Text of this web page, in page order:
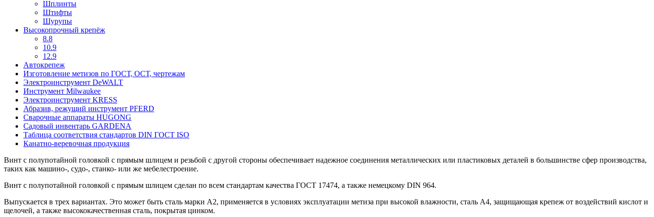
Шплинты
Штифты
Шурупы
Высокопрочный крепёж
8.8
10.9
12.9
Автокрепеж
Изготовление метизов по ГОСТ, ОСТ, чертежам
Электроинструмент DeWALT
Инструмент Milwaukee
Электроинструмент KRESS
Абразив, режущий инструмент PFERD
Сварочные аппараты HUGONG
Садовый инвентарь GARDENA
Таблица соответствия стандартов DIN ГОСТ ISO
Канатно-веревочная продукция
Винт с полупотайной головкой с прямым шлицем и резьбой с другой стороны обеспечивает надежное соединения металлических или пластиковых деталей в большинстве сфер производства,
таких как машино-, судо-, станко- или же мебелестроение.
Винт с полупотайной головкой с прямым шлицем сделан по всем стандартам качества ГОСТ 17474, а также немецкому DIN 964.
Выпускается в трех вариантах. Это может быть сталь марки А2, применяется в условиях эксплуатации метиза при высокой влажности, сталь А4, защищающая крепеж от воздействий кислот и
щелочей, а также высококачественная сталь, покрытая цинком.